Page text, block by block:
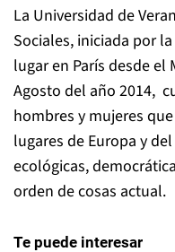
La Universidad de
Sociales, iniciada por
lugar en París desde el
Agosto del año 2014,
hombres y mujeres
lugares de Europa y
ecológicas,
orden de cosas actual.
Te puede interesar